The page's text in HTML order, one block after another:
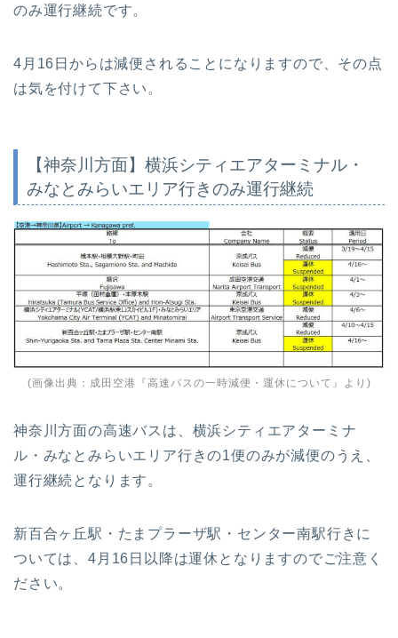
のみ運行継続です。
4月16日からは減便されることになりますので、その点
は気を付けて下さい。
【神奈川方面】横浜シティエアターミナル・
みなとみらいエリア行きのみ運行継続
(画像出典： 成田空港『高速バスの一時減便・運休について』 より)
神奈川方面の高速バスは、横浜シティエアターミナ
ル・みなとみらいエリア行きの1便のみが減便のうえ、
運行継続となります。
新百合ヶ丘駅・たまプラーザ駅・センター南駅行きに
ついては、4月16日以降は運休となりますのでご注意く
ださい。